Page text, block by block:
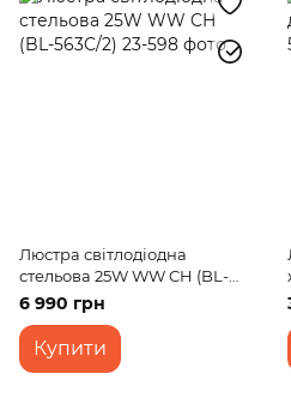
Люстра світлодіодна
стельова 25W WW CH (BL-
563C/2)
6 990 грн
Купити